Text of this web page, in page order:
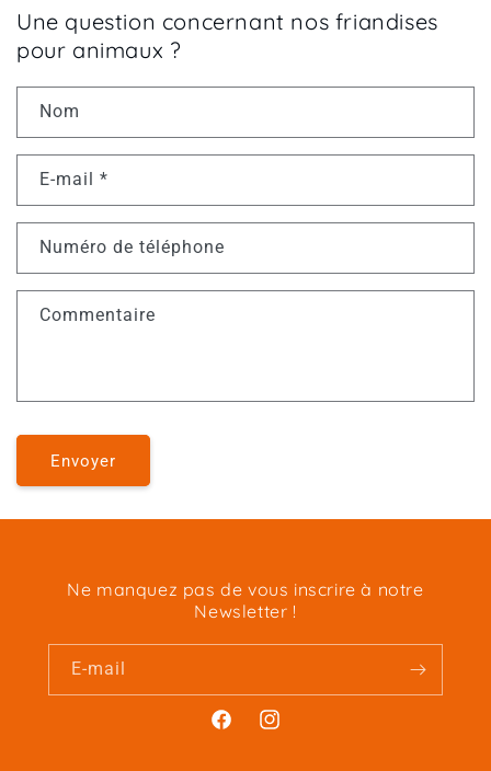
Une question concernant nos friandises
pour animaux ?
Nom
E-mail *
Numéro de téléphone
Commentaire
Envoyer
Ne manquez pas de vous inscrire à notre
Newsletter !
E-mail
FacebookInstagram